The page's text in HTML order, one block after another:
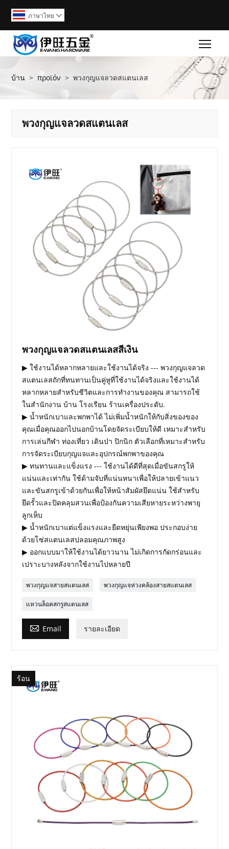
ภาษาไทย 
บ้าน > προϊόν > พวงกุญแจลวดสแตนเลส
พวงกุญแจลวดสแตนเลส
พวงกุญแจลวดสแตนเลสสีเงิน
▶ ใช้งานได้หลากหลายและใช้งานได้จริง --- พวงกุญแจลวด
สแตนเลสถักที่ทนทานเป็นคู่หูที่ใช้งานได้จริงและใช้งานได้
หลากหลายสำหรับชีวิตและการทำงานของคุณ สามารถใช้
ในสำนักงาน บ้าน โรงเรียน ร้านเครื่องประดับ.
▶ น้ำหนักเบาและพกพาได้ ไม่เพิ่มน้ำหนักให้กับสิ่งของของ
คุณเมื่อคุณออกไปนอกบ้านโดยจัดระเบียบให้ดี เหมาะสำหรับ
การเล่นกีฬา ท่องเที่ยว เดินป่า ปิกนิก ตัวเลือกที่เหมาะสำหรับ
การจัดระเบียบกุญแจและอุปกรณ์พกพาของคุณ
▶ ทนทานและแข็งแรง --- ใช้งานได้ดีที่สุดเมื่อขันสกรูให้
แน่นและเท่ากัน ใช้ด้ามจับที่แน่นหนาเพื่อให้ปลายเข้าแนว
และขันสกรูเข้าด้วยกันเพื่อให้หน้าสัมผัสยึดแน่น ใช้สำหรับ
ยึดรั้วและปิดคลุมสวนเพื่อป้องกันความเสียหายระหว่างพายุ
ลูกเห็บ
▶ น้ำหนักเบาแต่แข็งแรงและยืดหยุ่นเพียงพอ ประกอบง่าย
ด้วยโซ่สแตนเลสปลอมคุณภาพสูง
▶ ออกแบบมาให้ใช้งานได้ยาวนาน ไม่เกิดการกัดกร่อนและ
เปราะบางหลังจากใช้งานไปหลายปี
พวงกุญแจสายสแตนเลส พวงกุญแจห่วงคล้องสายสแตนเลส
แหวนล็อคสกรูสแตนเลส
 Email รายละเอียด
ร้อน